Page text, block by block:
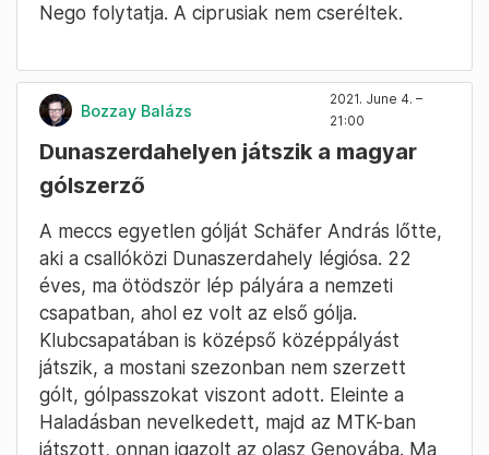
Nego folytatja. A ciprusiak nem cseréltek.
Bozzay Balázs
2021. June 4. –
21:00
Dunaszerdahelyen játszik a magyar
gólszerző
A meccs egyetlen gólját Schäfer András lőtte,
aki a csallóközi Dunaszerdahely légiósa. 22
éves, ma ötödször lép pályára a nemzeti
csapatban, ahol ez volt az első gólja.
Klubcsapatában is középső középpályást
játszik, a mostani szezonban nem szerzett
gólt, gólpasszokat viszont adott. Eleinte a
Haladásban nevelkedett, majd az MTK-ban
játszott, onnan igazolt az olasz Genovába. Ma